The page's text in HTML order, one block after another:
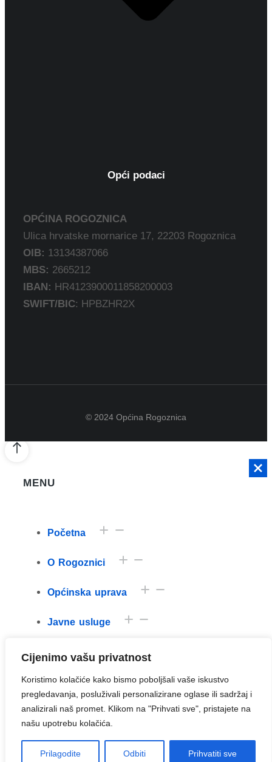
Cijenimo vašu privatnost
Koristimo kolačiće kako bismo poboljšali vaše iskustvo
pregledavanja, posluživali personalizirane oglase ili sadržaj i
analizirali naš promet. Klikom na "Prihvati sve", pristajete na
našu upotrebu kolačića.
Prilagodite Odbiti Prihvatiti sve
Opći podaci
OPĆINA ROGOZNICA
Ulica hrvatske mornarice 17, 22203 Rogoznica
OIB: 13134387066
MBS: 2665212
IBAN: HR4123900011858200003
SWIFT/BIC: HPBZHR2X
© 2024 Općina Rogoznica
MENU
Početna
O Rogoznici
Općinska uprava
Javne usluge
Poduzeća i ustanove
Kontakti